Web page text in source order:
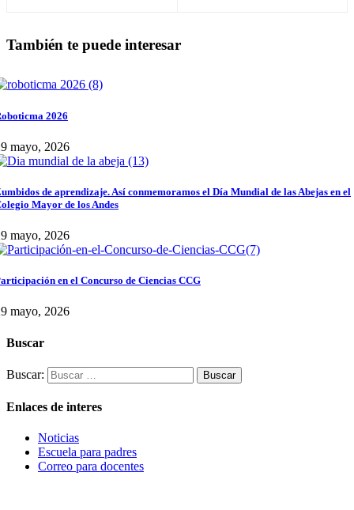
También te puede interesar
2026
mayo, 2026
de aprendizaje. Así conmemoramos el Día Mundial de las Abejas en el
Mayor de los Andes
mayo, 2026
en el Concurso de Ciencias CCG
mayo, 2026
Buscar
Buscar:
Enlaces de interes
Noticias
Escuela para padres
Correo para docentes